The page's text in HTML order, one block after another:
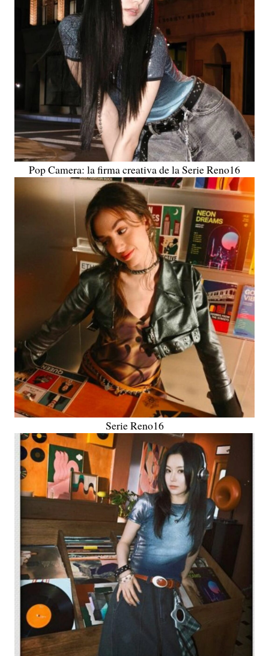
Pop Camera: la firma creativa de la Serie Reno16
Serie Reno16